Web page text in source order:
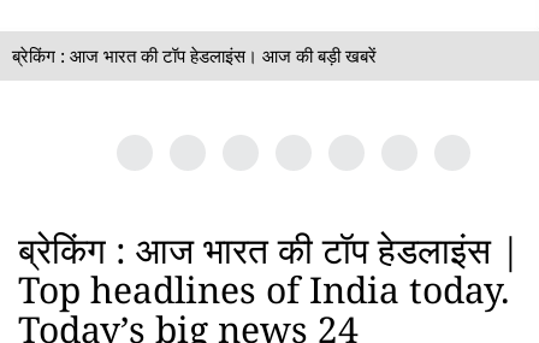
ब्रेकिंग : आज भारत की टॉप हेडलाइंस। आज की बड़ी खबरें
ब्रेकिंग : आज भारत की टॉप हेडलाइंस |
Top headlines of India today.
Today’s big news 24